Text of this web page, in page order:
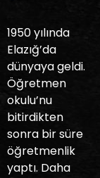
1950 yılında
Elazığ’da
dünyaya geldi.
Öğretmen
okulu’nu
bitirdikten
sonra bir süre
öğretmenlik
yaptı. Daha